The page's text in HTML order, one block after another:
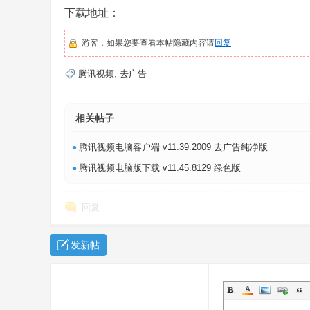
园
下载地址：
游客，如果您要查看本帖隐藏内容请回复
腾讯视频, 去广告
相关帖子
• 腾讯视频电脑客户端 v11.39.2009 去广告纯净版
• 腾讯视频电脑版下载 v11.45.8129 绿色版
回复
发新帖